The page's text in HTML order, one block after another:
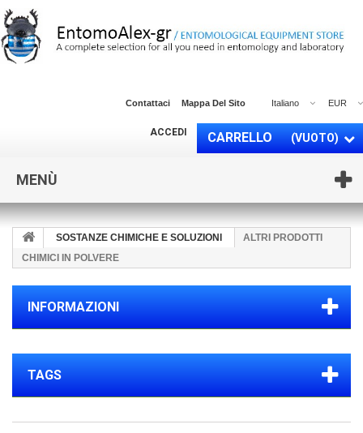
EUR
Italiano
Contattaci Mappa Del Sito
CARRELLO (VUOTO)
ACCEDI
MENÙ
SOSTANZE CHIMICHE E SOLUZIONI
ALTRI PRODOTTI
CHIMICI IN POLVERE
INFORMAZIONI
TAGS